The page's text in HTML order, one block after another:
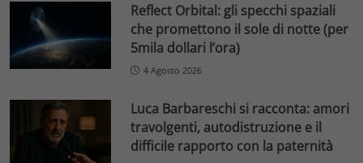
Reflect Orbital: gli specchi spaziali
che promettono il sole di notte (per
5mila dollari l’ora)
4 Agosto 2026
Luca Barbareschi si racconta: amori
travolgenti, autodistruzione e il
difficile rapporto con la paternità